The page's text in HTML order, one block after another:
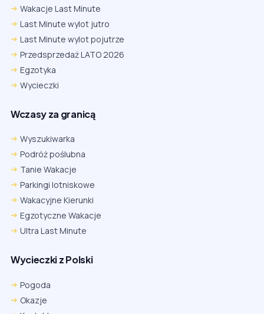
Wakacje Last Minute
Last Minute wylot jutro
Last Minute wylot pojutrze
Przedsprzedaż LATO 2026
Egzotyka
Wycieczki
Wczasy za granicą
Wyszukiwarka
Podróż poślubna
Tanie Wakacje
Parkingi lotniskowe
Wakacyjne Kierunki
Egzotyczne Wakacje
Ultra Last Minute
Wycieczki z Polski
Pogoda
Okazje
Firefox
Ustawienia → Prywatność i bezpieczeństwo → Pliki cookie innych